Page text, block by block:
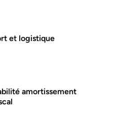
et logistique
amortissement